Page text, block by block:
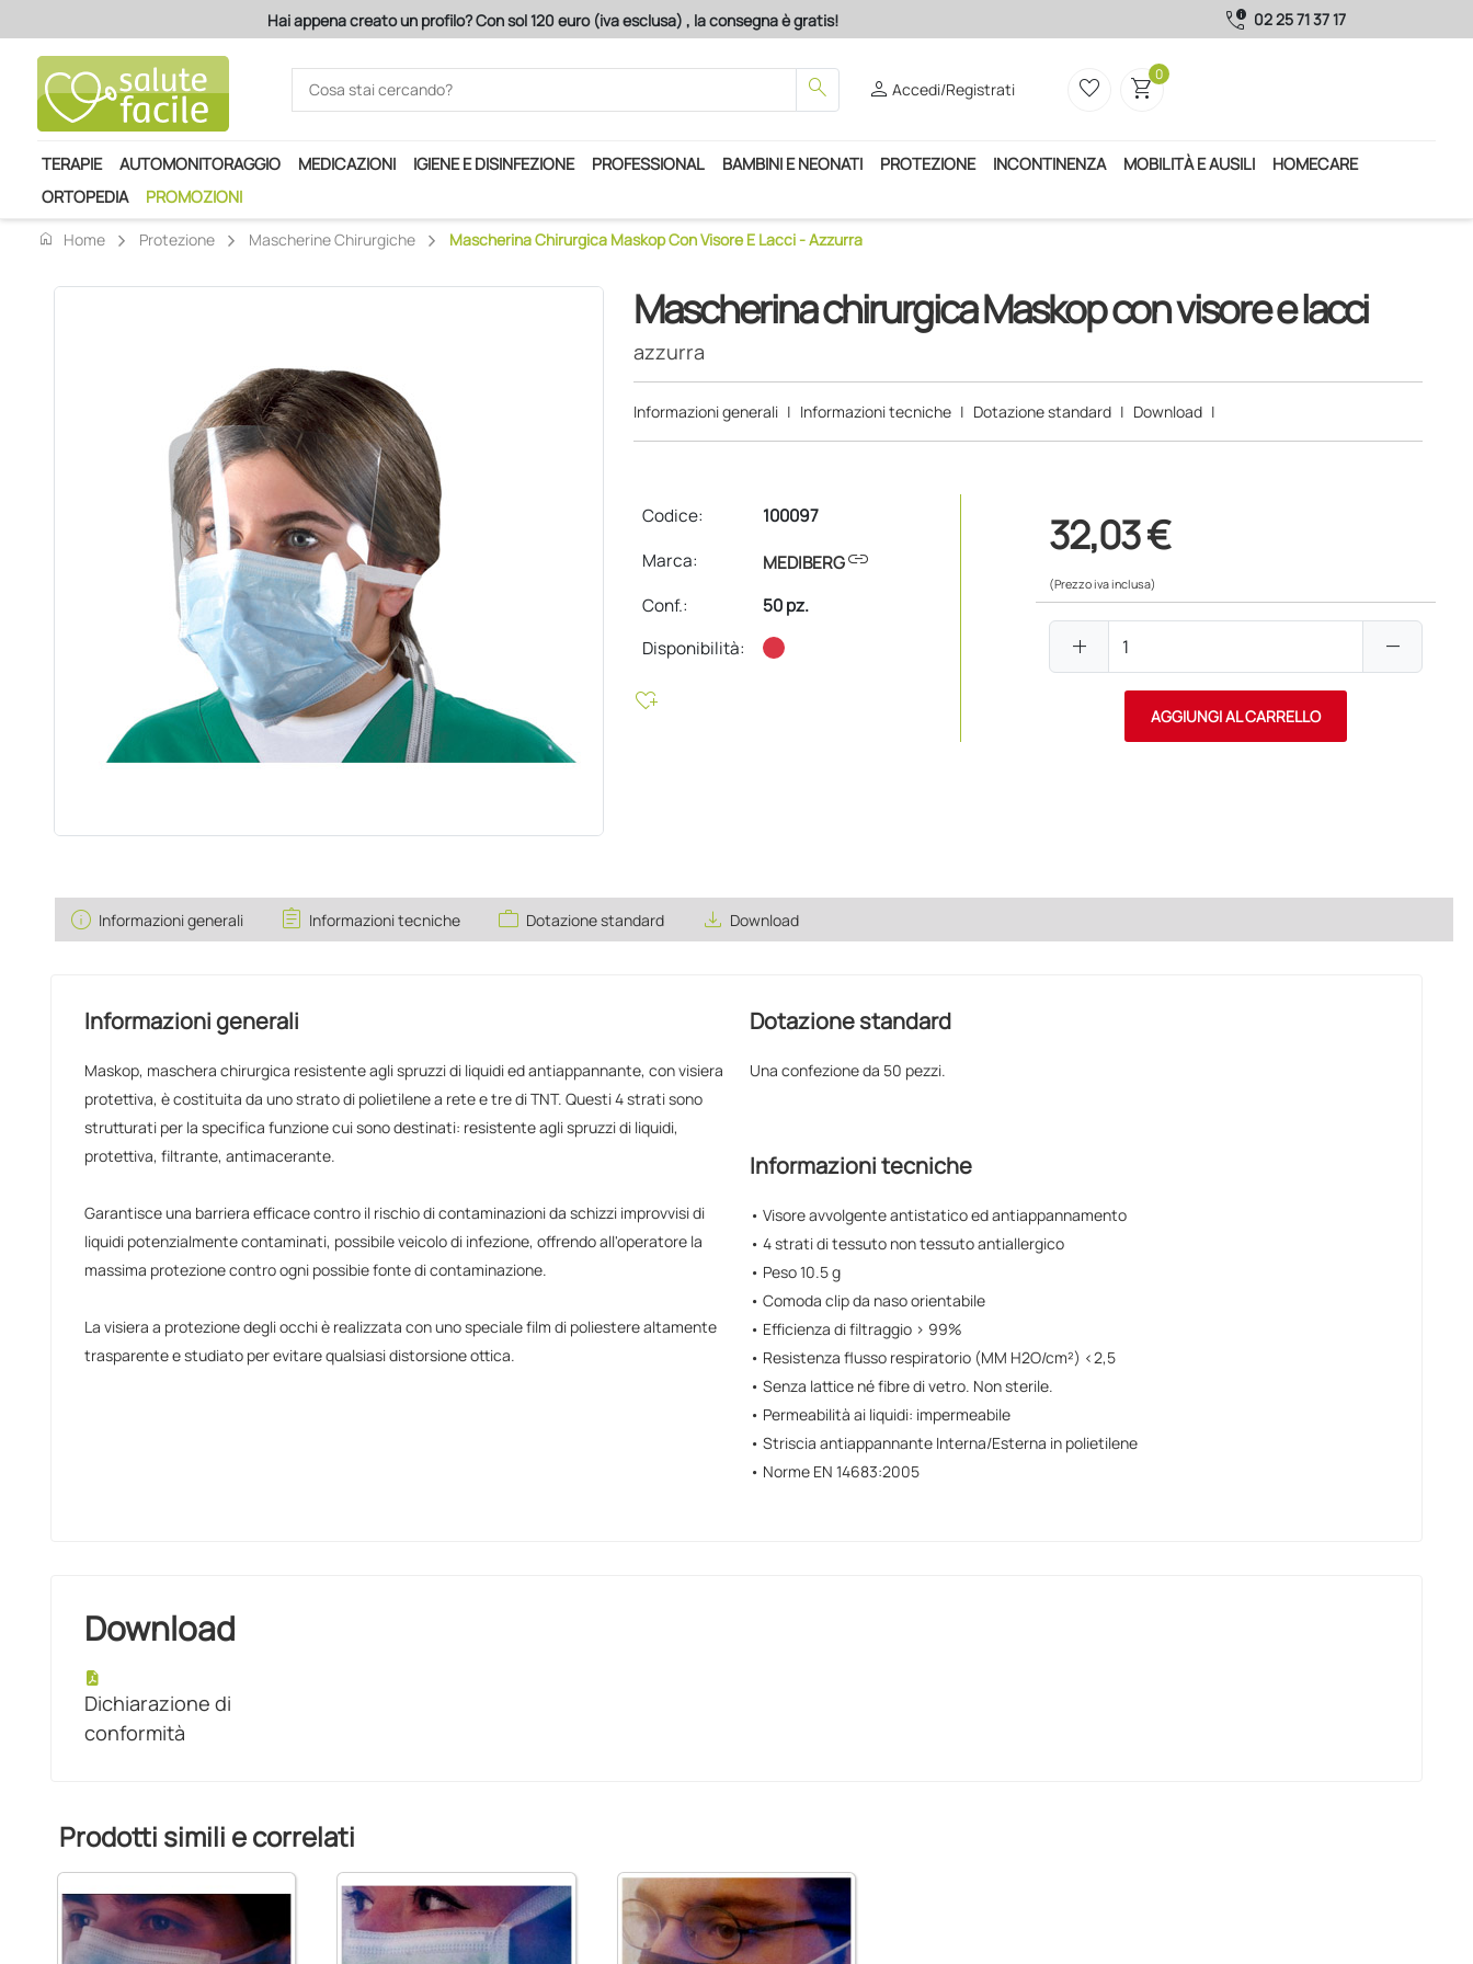
Hai appena creato un profilo? Con sol 120 euro (iva esclusa) , la consegna è gratis! call_quality 02 25 71 37 17
search personAccedi/Registrati favorite_border shopping_cart0
TERAPIE AUTOMONITORAGGIO MEDICAZIONI IGIENE E DISINFEZIONE PROFESSIONAL BAMBINI E NEONATI PROTEZIONE INCONTINENZA MOBILITÀ E AUSILI
HOMECARE
ORTOPEDIA
PROMOZIONI
home
Home Protezione Mascherine Chirurgiche Mascherina Chirurgica Maskop Con Visore E Lacci - Azzurra
Mascherina chirurgica Maskop con visore e lacci
azzurra
Informazioni generali | Informazioni tecniche | Dotazione standard | Download |
Codice:
100097
Marca:
MEDIBERGlink
Conf.:
50 pz.
Disponibilità:
heart_plus
32,03 €
(Prezzo iva inclusa)
add remove
AGGIUNGI AL CARRELLO
info Informazioni generali assignment Informazioni tecniche work Dotazione standard save_alt Download
Informazioni generali
Maskop, maschera chirurgica resistente agli spruzzi di liquidi ed antiappannante, con visiera
protettiva, è costituita da uno strato di polietilene a rete e tre di TNT. Questi 4 strati sono
strutturati per la specifica funzione cui sono destinati: resistente agli spruzzi di liquidi,
protettiva, filtrante, antimacerante.
Garantisce una barriera efficace contro il rischio di contaminazioni da schizzi improvvisi di
liquidi potenzialmente contaminati, possibile veicolo di infezione, offrendo all'operatore la
massima protezione contro ogni possibie fonte di contaminazione.
La visiera a protezione degli occhi è realizzata con uno speciale film di poliestere altamente
trasparente e studiato per evitare qualsiasi distorsione ottica.
Dotazione standard
Una confezione da 50 pezzi.
Informazioni tecniche
• Visore avvolgente antistatico ed antiappannamento
• 4 strati di tessuto non tessuto antiallergico
• Peso 10.5 g
• Comoda clip da naso orientabile
• Efficienza di filtraggio > 99%
• Resistenza flusso respiratorio (MM H2O/cm²) <2,5
• Senza lattice né fibre di vetro. Non sterile.
• Permeabilità ai liquidi: impermeabile
• Striscia antiappannante Interna/Esterna in polietilene
• Norme EN 14683:2005
Download
Dichiarazione di
conformità
Prodotti simili e correlati